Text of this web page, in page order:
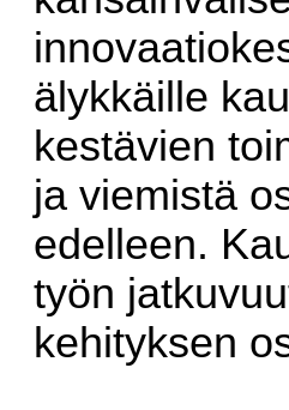
älykkäille
kestävien
ja viemistä
edelleen.
työn
kehityksen